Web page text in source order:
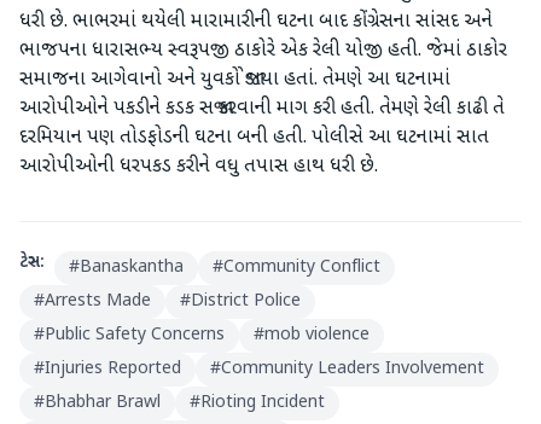
ધરી છે. ભાભરમાં થયેલી મારામારીની ઘટના બાદ કોંગ્રેસના સાંસદ અને
ભાજપના ધારાસભ્ય સ્વરૂપજી ઠાકોરે એક રેલી યોજી હતી. જેમાં ઠાકોર
સમાજના આગેવાનો અને યુવકો જોડાયા હતાં. તેમણે આ ઘટનામાં
આરોપીઓને પકડીને કડક સજા કરવાની માગ કરી હતી. તેમણે રેલી કાઢી તે
દરમિયાન પણ તોડફોડની ઘટના બની હતી. પોલીસે આ ઘટનામાં સાત
આરોપીઓની ધરપકડ કરીને વધુ તપાસ હાથ ધરી છે.
ટેગ્સ: #Banaskantha #Community Conflict
#Arrests Made #District Police
#Public Safety Concerns #mob violence
#Injuries Reported #Community Leaders Involvement
#Bhabhar Brawl #Rioting Incident